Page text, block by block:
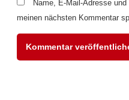
Name, E-Mail-Adresse
meinen nächsten Kommentar